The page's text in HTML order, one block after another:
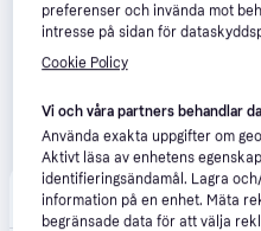
Proffsmagasinet
Beställningsvara
preferenser och invända mot
intresse på sidan för
Cookie Policy
Vi och våra partners behandlar
Använda exakta uppgifter om
Aktivt läsa av enhetens
identifieringsändamål. Lagra
information på en enhet. Mäta
begränsade data för att välja